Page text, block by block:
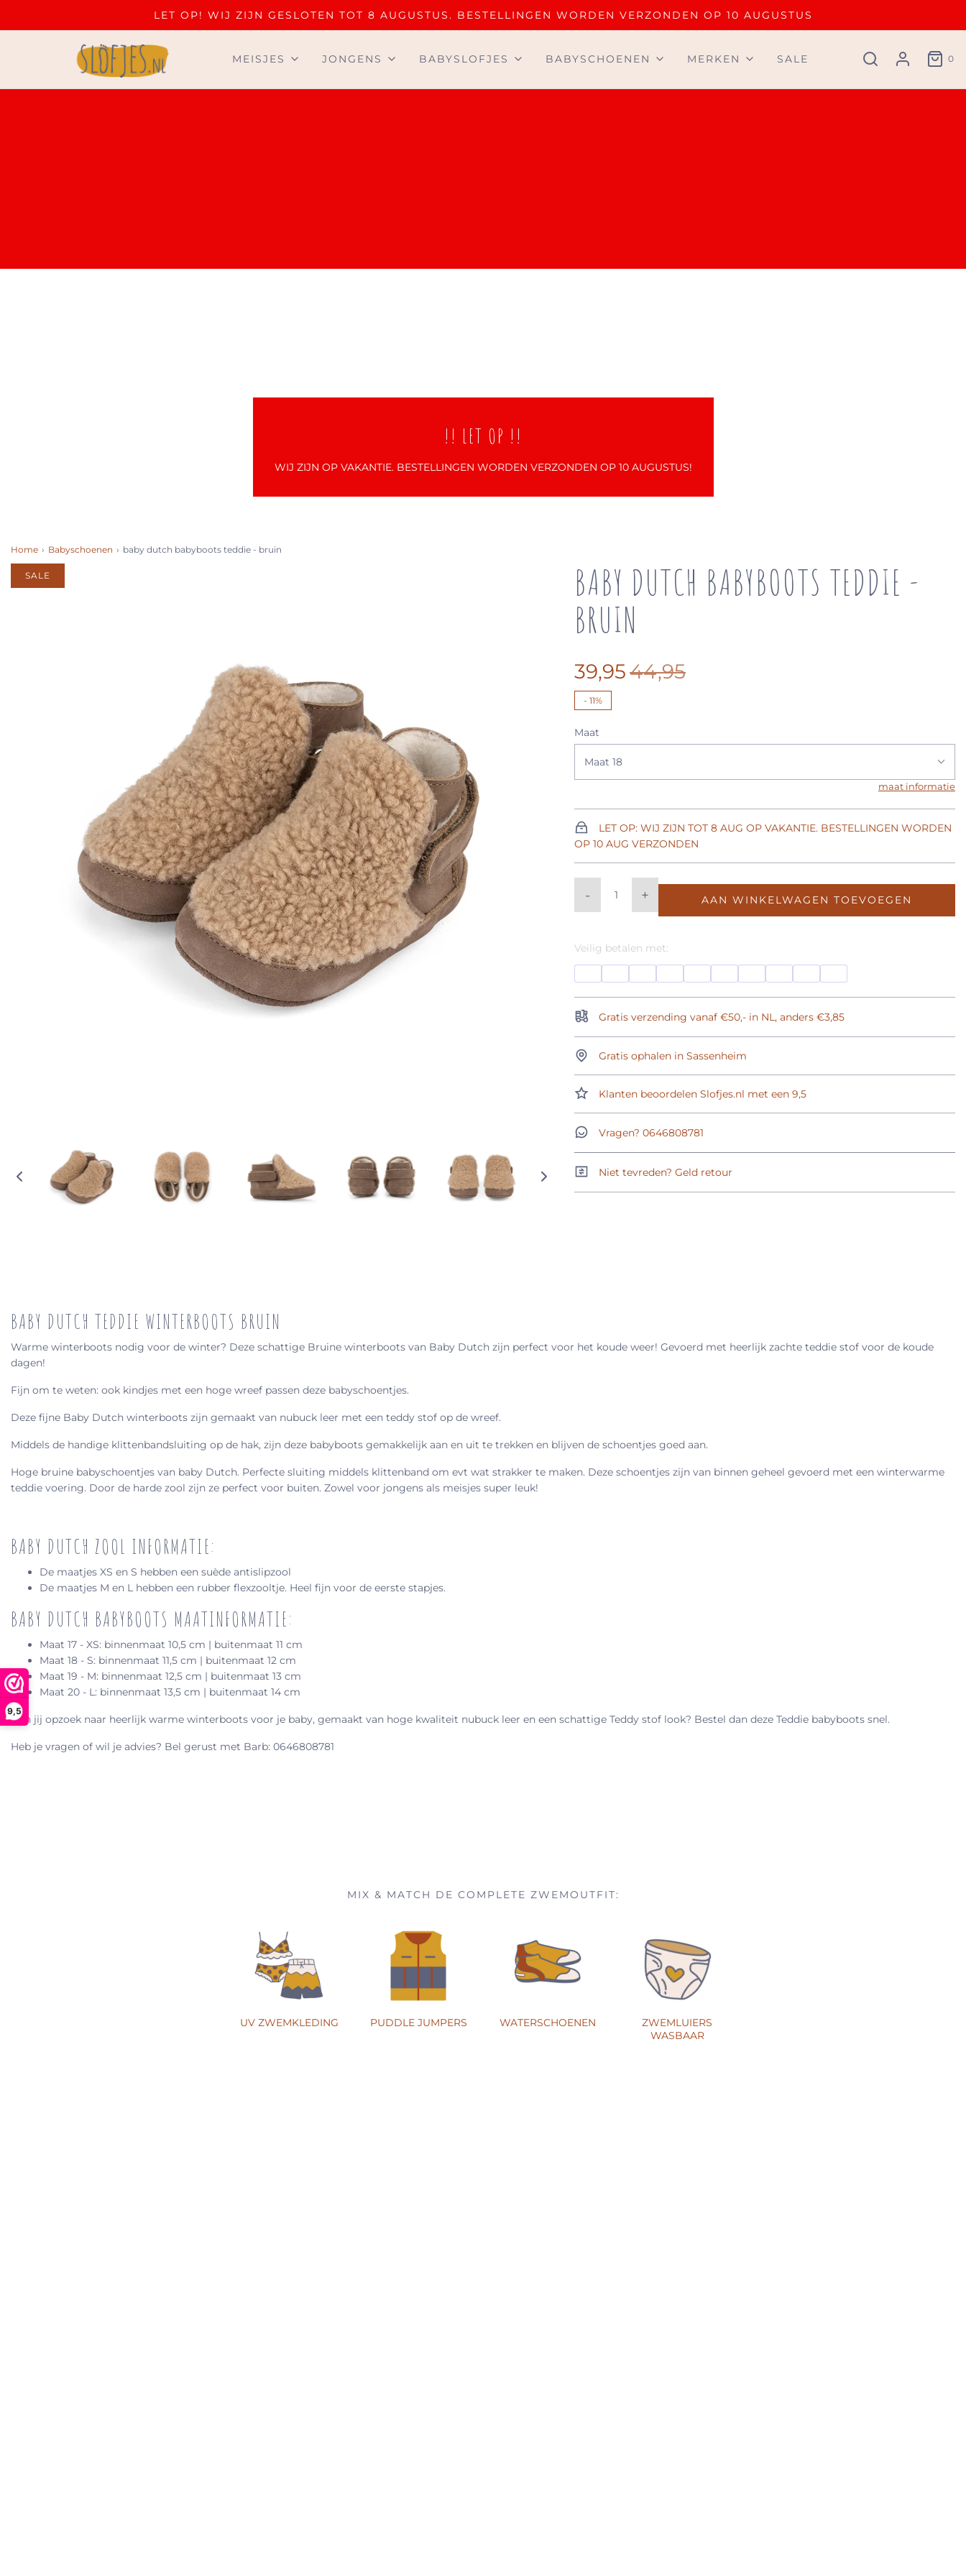
9,5
LET OP! WIJ ZIJN GESLOTEN TOT 8 AUGUSTUS. BESTELLINGEN WORDEN VERZONDEN OP 10 AUGUSTUS
MEISJES JONGENS BABYSLOFJES BABYSCHOENEN MERKEN SALE 0
!! LET OP !!
WIJ ZIJN OP VAKANTIE. BESTELLINGEN WORDEN VERZONDEN OP 10 AUGUSTUS!
Home › Babyschoenen › baby dutch babyboots teddie - bruin
SALE
BABY DUTCH BABYBOOTS TEDDIE -
BRUIN
39,9544,95
- 11%
Maat
Maat 18
maat informatie
LET OP: WIJ ZIJN TOT 8 AUG OP VAKANTIE. BESTELLINGEN WORDEN
OP 10 AUG VERZONDEN
- + AAN WINKELWAGEN TOEVOEGEN
Veilig betalen met:
Gratis verzending vanaf €50,- in NL, anders €3,85
Gratis ophalen in Sassenheim
Klanten beoordelen Slofjes.nl met een 9,5
Vragen? 0646808781
Niet tevreden? Geld retour
BABY DUTCH TEDDIE WINTERBOOTS BRUIN
Warme winterboots nodig voor de winter? Deze schattige Bruine winterboots van Baby Dutch zijn perfect voor het koude weer! Gevoerd met heerlijk zachte teddie stof voor de koude
dagen!
Fijn om te weten: ook kindjes met een hoge wreef passen deze babyschoentjes.
Deze fijne Baby Dutch winterboots zijn gemaakt van nubuck leer met een teddy stof op de wreef.
Middels de handige klittenbandsluiting op de hak, zijn deze babyboots gemakkelijk aan en uit te trekken en blijven de schoentjes goed aan.
Hoge bruine babyschoentjes van baby Dutch. Perfecte sluiting middels klittenband om evt wat strakker te maken. Deze schoentjes zijn van binnen geheel gevoerd met een winterwarme
teddie voering. Door de harde zool zijn ze perfect voor buiten. Zowel voor jongens als meisjes super leuk!
BABY DUTCH ZOOL INFORMATIE:
De maatjes XS en S hebben een suède antislipzool
De maatjes M en L hebben een rubber flexzooltje. Heel fijn voor de eerste stapjes.
BABY DUTCH BABYBOOTS MAATINFORMATIE:
Maat 17 - XS: binnenmaat 10,5 cm | buitenmaat 11 cm
Maat 18 - S: binnenmaat 11,5 cm | buitenmaat 12 cm
Maat 19 - M: binnenmaat 12,5 cm | buitenmaat 13 cm
Maat 20 - L: binnenmaat 13,5 cm | buitenmaat 14 cm
Ben jij opzoek naar heerlijk warme winterboots voor je baby, gemaakt van hoge kwaliteit nubuck leer en een schattige Teddy stof look? Bestel dan deze Teddie babyboots snel.
Heb je vragen of wil je advies? Bel gerust met Barb: 0646808781
MIX & MATCH DE COMPLETE ZWEMOUTFIT:
UV ZWEMKLEDING PUDDLE JUMPERS WATERSCHOENEN
ZWEMLUIERS
WASBAAR